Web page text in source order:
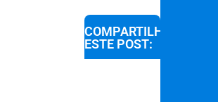
COMPARTILHE
ESTE POST: